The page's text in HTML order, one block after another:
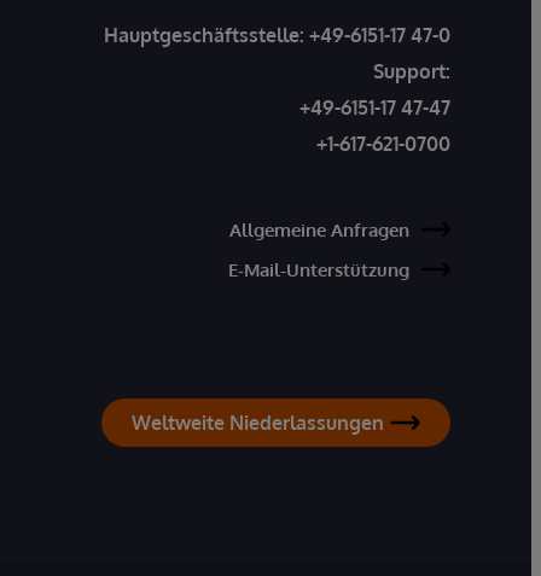
Hauptgeschäftsstelle: +49-6151-17 47-0
Support:
+49-6151-17 47-47
+1-617-621-0700
Allgemeine Anfragen
E-Mail-Unterstützung
Weltweite Niederlassungen